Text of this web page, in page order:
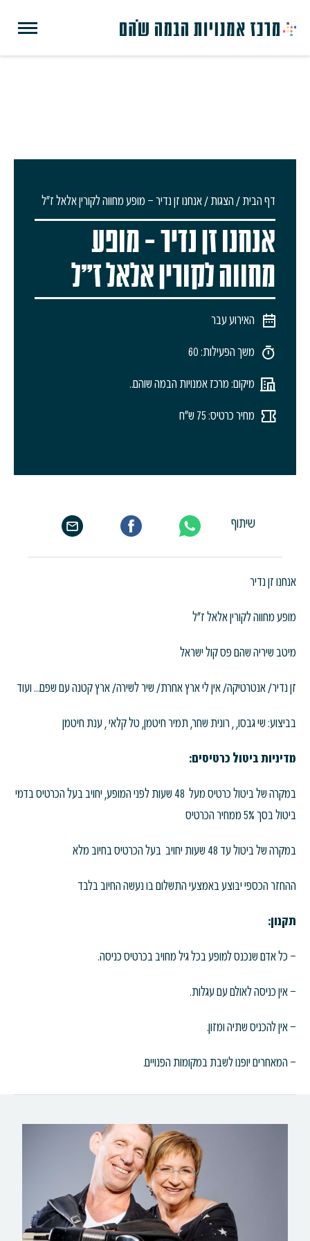
דף הבית/הצגות/אנחנו זן נדיר – מופע מחווה לקורין אלאל ז"ל
אנחנו זן נדיר – מופע
מחווה לקורין אלאל ז"ל
האירוע עבר
משך הפעילות: 60
מיקום: מרכז אמנויות הבמה שוהם..
מחיר כרטיס: 75 ש"ח
שיתוף
אנחנו זן נדיר
מופע מחווה לקורין אלאל ז"ל
מיטב שיריה שהם פס קול ישראל
זן נדיר/ אנטרטיקה/ אין לי ארץ אחרת/ שיר לשירה/ ארץ קטנה עם שפם… ועוד
בביצוע: שי גבסו, , רונית שחר, תמיר חיטמן, טל קלאי , ענת חיטמן
מדיניות ביטול כרטיסים:
במקרה של ביטול כרטיס מעל 48 שעות לפני המופע, יחויב בעל הכרטיס בדמי
ביטול בסך 5% ממחיר הכרטיס
במקרה של ביטול עד 48 שעות יחויב בעל הכרטיס בחיוב מלא
ההחזר הכספי יבוצע באמצעי התשלום בו נעשה החיוב בלבד
תקנון:
– כל אדם שנכנס למופע בכל גיל מחויב בכרטיס כניסה.
– אין כניסה לאולם עם עגלות.
– אין להכניס שתיה ומזון.
– המאחרים יופנו לשבת במקומות הפנויים.